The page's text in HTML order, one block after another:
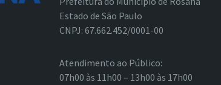
Estado de São Paulo
CNPJ: 67.662.452/0001-00
Atendimento ao Público:
07h00 às 11h00 – 13h00 às 17h00